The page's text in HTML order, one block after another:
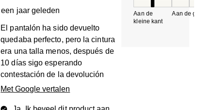
een jaar geleden
El pantalón ha sido devuelto
quedaba perfecto, pero la cintura
era una talla menos, después de
10 días sigo esperando
contestación de la devolución
Met Google vertalen
Aan de
kleine kant
Aan de